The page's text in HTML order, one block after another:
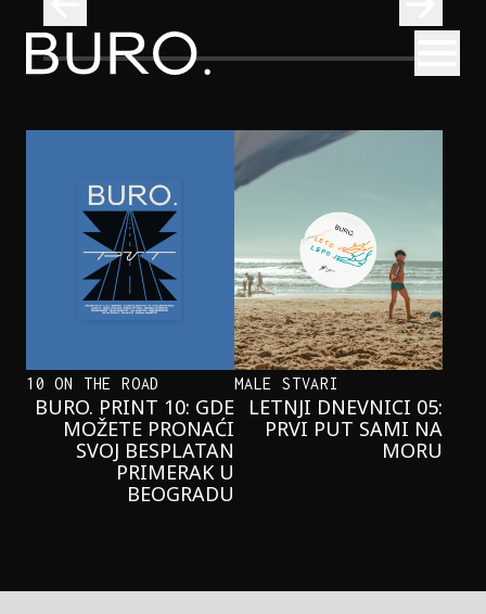
BURO.
ONAJ JEDAN PROIZVOD KOJI
STALNO SELIMO SA POLICE U
TORBE
10 ON THE ROAD
BURO. PRINT 10: GDE
MOŽETE PRONAĆI
SVOJ BESPLATAN
PRIMERAK U
BEOGRADU
MALE STVARI
LETNJI DNEVNICI 05:
PRVI PUT SAMI NA
MORU